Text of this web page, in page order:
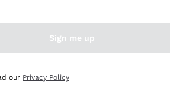
Sign me up
our Privacy Policy